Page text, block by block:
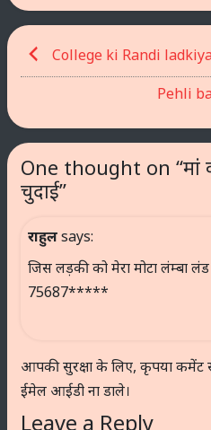
Post
navigation
College ki Randi
Pehli
One thought on “मां
चुदाई”
राहुलsays:
जिस लड़की को मेरा मोटा लंम्बा
75687*****
आपकी सुरक्षा के लिए, कृपया कमेंट
ईमेल आईडी ना डाले।
Leave a Reply